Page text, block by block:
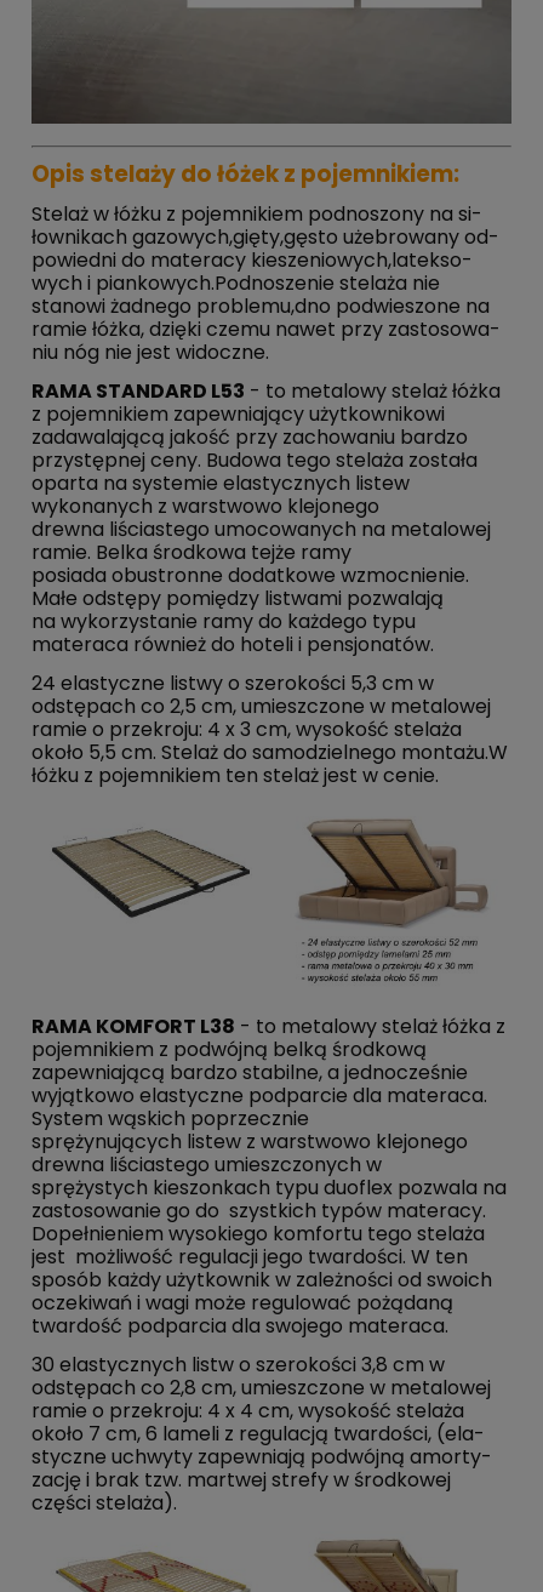
Opis stelaży do łóżek z po­­­je­­m­ni­­­kiem:
Stelaż w łóżku z po­jem­ni­kiem podno­szo­ny na si­
łow­ni­kach gazowych,gięty,gęsto uże­bro­wa­ny od­
po­wied­ni do materacy kie­sze­nio­wych,la­tek­so­
wych i pian­ko­wych.Pod­no­sze­nie stelaża nie
stanowi żadnego problemu,dno podwie­szo­ne na
ramie łóżka, dzięki czemu nawet przy za­sto­so­wa­
niu nóg nie jest widoczne.
RAMA STANDARD L53 - to metalowy stelaż łóżka
z pojemnikiem zapewniający użytkownikowi
zadawalającą jakość przy zachowaniu bardzo
przystępnej ceny. Budowa tego stelaża została
oparta na systemie elastycznych listew
wykonanych z warstwowo klejonego
drewna liściastego umocowanych na metalowej
ramie. Belka środkowa tejże ramy
posiada obustronne dodatkowe wzmocnienie.
Małe odstępy pomiędzy listwami pozwalają
na wykorzystanie ramy do każdego typu
materaca również do hoteli i pensjonatów.
24 ela­­­sty­­cz­ne listwy o sze­­­ro­­­ko­­­­­ści 5,3 cm w
odstępach co 2,5 cm, umie­­sz­czo­­­ne w metalowej
ramie o przekroju: 4 x 3 cm, wysokość stelaża
około 5,5 cm. Stelaż do sa­­­mo­­­dzie­­l­ne­­­go montażu.W
łóżku z po­­­je­­m­ni­­­kiem ten stelaż jest w cenie.
RAMA KOMFORT L38 - to metalowy stelaż łóżka z
pojemnikiem z podwójną belką środkową
zapewniającą bardzo stabilne, a jednocześnie
wyjątkowo elastyczne podparcie dla materaca.
System wąskich poprzecznie
sprężynujących listew z warstwowo klejonego
drewna liściastego umieszczonych w
sprężystych kieszonkach typu duoflex pozwala na
zastosowanie go do szystkich typów materacy.
Dopełnieniem wysokiego komfortu tego stelaża
jest możliwość regulacji jego twardości. W ten
sposób każdy użytkownik w zależności od swoich
oczekiwań i wagi może regulować pożądaną
twardość podparcia dla swojego materaca.
30 ela­­­sty­­cz­nych listw o sze­­­ro­­­ko­­­­­ści 3,8 cm w
odstępach co 2,8 cm, umie­­sz­czo­­­ne w metalowej
ramie o przekroju: 4 x 4 cm, wysokość stelaża
około 7 cm, 6 lameli z regulacją twardości, (ela­­­
sty­­cz­ne uchwyty za­­­pe­­w­nia­­­ją podwójną amo­­r­ty­­­
za­­­cję i brak tzw. martwej strefy w środkowej
części stelaża).